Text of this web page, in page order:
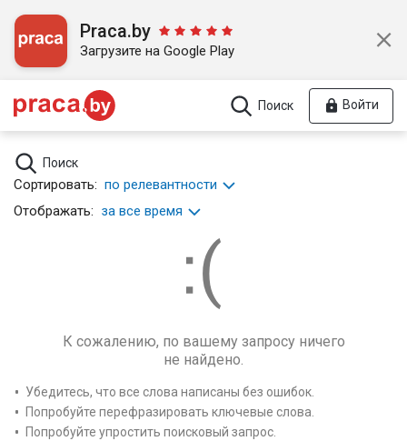
Praca.by
Загрузите на Google Play
Поиск Войти
Поиск
Сортировать: по релевантности
Отображать: за все время
К сожалению, по вашему запросу ничего
не найдено.
Убедитесь, что все слова написаны без ошибок.
Попробуйте перефразировать ключевые слова.
Попробуйте упростить поисковый запрос.